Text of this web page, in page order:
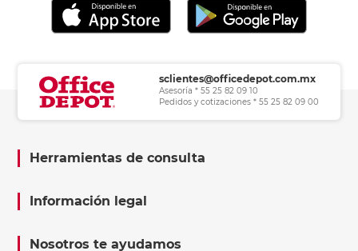
sclientes@officedepot.com.mx
Asesoría * 55 25 82 09 10
Pedidos y cotizaciones * 55 25 82 09 00
Herramientas de consulta
Información legal
Nosotros te ayudamos